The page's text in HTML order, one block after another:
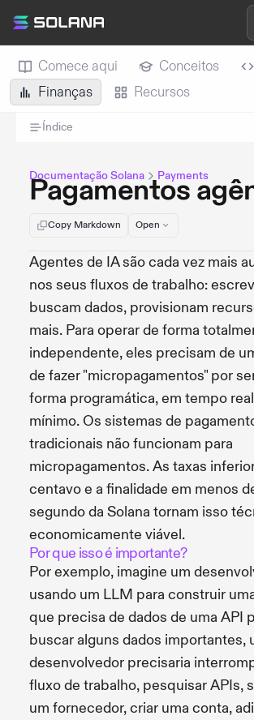
Comece aqui Conceitos
Finanças
Recursos
Índice
Documentação Solana Payments
Pagamentos
Copy Markdown Open
Agentes de IA são cada vez mais
nos seus fluxos de trabalho:
buscam dados, provisionam
mais. Para operar de forma
independente, eles precisam de
de fazer "micropagamentos" por
forma programática, em tempo
mínimo. Os sistemas de
tradicionais não funcionam para
micropagamentos. As taxas
centavo e a finalidade em menos
segundo da Solana tornam isso
economicamente viável.
Por que isso é importante?
Por exemplo, imagine um
usando um LLM para construir
que precisa de dados de uma API
buscar alguns dados importantes,
desenvolvedor precisaria
fluxo de trabalho, pesquisar APIs,
um fornecedor, criar uma conta,